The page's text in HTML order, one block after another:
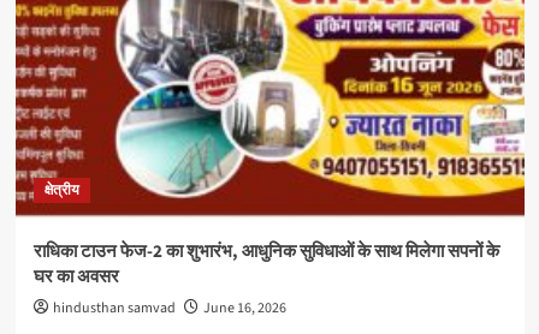
क्षेत्रीय
राधिका टाउन फेज-2 का शुभारंभ, आधुनिक सुविधाओं के साथ मिलेगा सपनों के
घर का अवसर
hindusthan samvad June 16, 2026